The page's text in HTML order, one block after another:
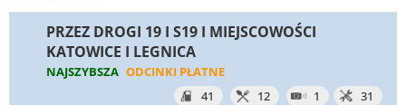
PRZEZ DROGI 19 I S19 I MIEJSCOWOŚCI
KATOWICE I LEGNICA
NAJSZYBSZA ODCINKI PŁATNE
41
12 1 31